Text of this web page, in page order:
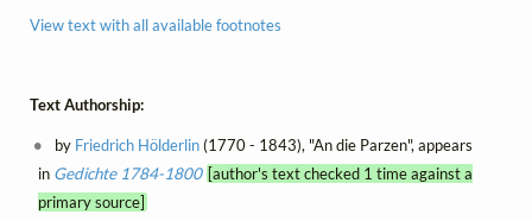
View text with all available footnotes
Text Authorship:
by Friedrich Hölderlin(1770 - 1843), "An die Parzen", appears
in Gedichte 1784-1800 [author's text checked 1 time against a
primary source]